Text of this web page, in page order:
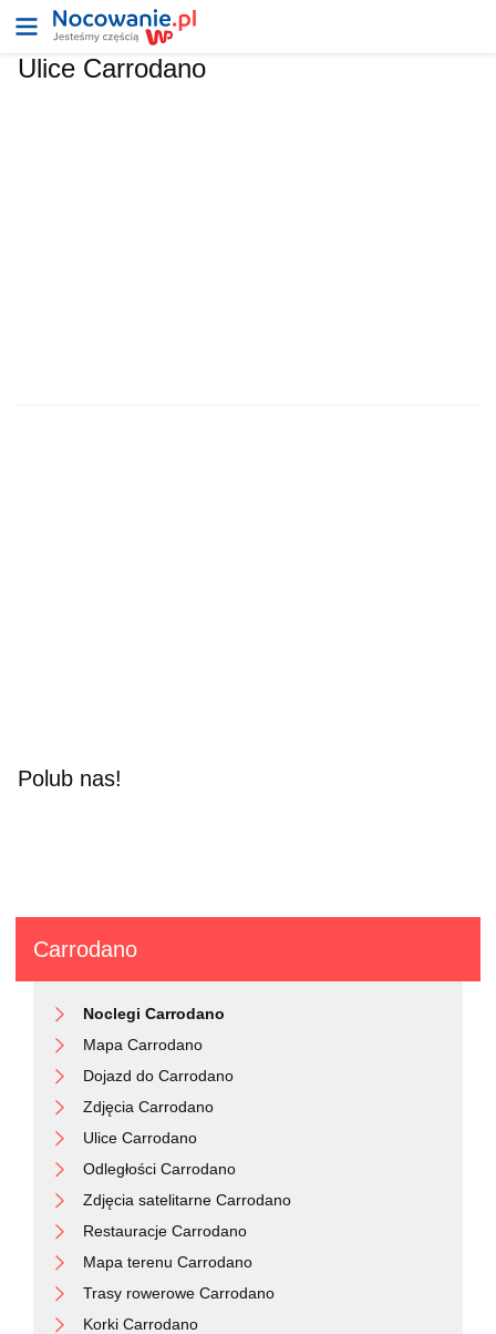
Ulice Carrodano
Polub nas!
Carrodano
Noclegi Carrodano
Mapa Carrodano
Dojazd do Carrodano
Zdjęcia Carrodano
Ulice Carrodano
Odległości Carrodano
Zdjęcia satelitarne Carrodano
Restauracje Carrodano
Mapa terenu Carrodano
Trasy rowerowe Carrodano
Korki Carrodano